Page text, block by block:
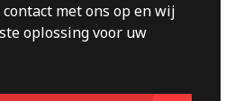
met ons op en wij
oplossing voor uw